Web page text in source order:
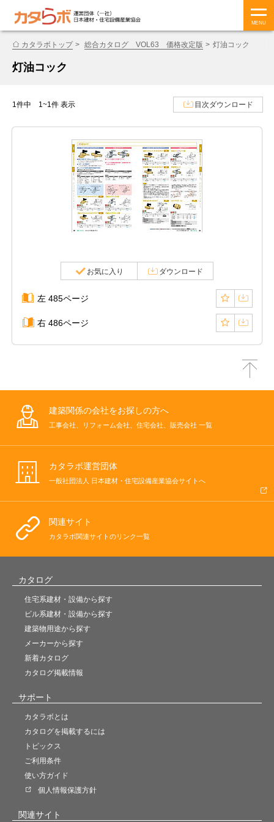
MENU
カタラボトップ 総合カタログ VOL63 価格改定版 灯油コック
灯油コック
1件中 1~1件 表示 目次ダウンロード
お気に入り ダウンロード
左 485ページ
右 486ページ
建築関係の会社をお探しの方へ
工事会社、リフォーム会社、住宅会社、販売会社 一覧
カタラボ運営団体
一般社団法人 日本建材・住宅設備産業協会サイトへ
関連サイト
カタラボ関連サイトのリンク一覧
カタログ
住宅系建材・設備から探す
ビル系建材・設備から探す
建築物用途から探す
メーカーから探す
新着カタログ
カタログ掲載情報
サポート
カタラボとは
カタログを掲載するには
トピックス
ご利用条件
使い方ガイド
個人情報保護方針
関連サイト